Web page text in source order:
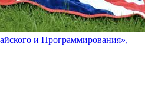
и Программирования»,